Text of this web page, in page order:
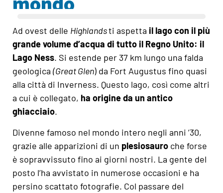
Ad ovest delle Highlandsti aspetta il lago con il più
grande volume d’acqua di tutto il Regno Unito: il
Lago Ness. Si estende per 37 km lungo una falda
geologica (Great Glen) da Fort Augustus fino quasi
alla città di Inverness. Questo lago, così come altri
a cui è collegato, ha origine da un antico
ghiacciaio.
Divenne famoso nel mondo intero negli anni ’30,
grazie alle apparizioni di un plesiosauro che forse
è sopravvissuto fino ai giorni nostri. La gente del
posto l’ha avvistato in numerose occasioni e ha
persino scattato fotografie. Col passare del